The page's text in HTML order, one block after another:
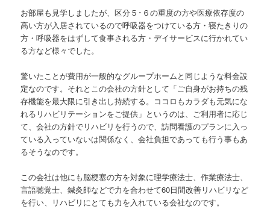
お部屋も見学しましたが、区分５･６の重度の方や医療依存度の
高い方が入居されているので呼吸器をつけている方・寝たきりの
方・呼吸器をはずして食事される方・デイサービスに行かれてい
る方など様々でした。
驚いたことが費用が一般的なグループホームと同じような料金設
定なのです。それとこの会社の方針として「ご自身がお持ちの残
存機能を最大限に引き出し持続する。ココロもカラダも元気にな
れるリハビリテーションをご提供」というのは、ご利用者に応じ
て、会社の方針でリハビリを行うので、訪問看護のプランに入っ
ている入っていないは関係なく、会社負担であっても行う事もあ
るそうなのです。
この会社は他にも脳梗塞の方を対象に理学療法士、作業療法士、
言語聴覚士、鍼灸師などで力を合わせて60日間改善リハビリなど
を行い、リハビリにとても力を入れている会社なのです。